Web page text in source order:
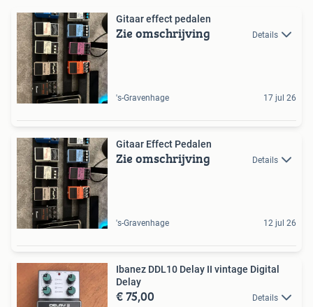
Gitaar effect pedalen
Zie omschrijving Details
's-Gravenhage 17 jul 26
Gitaar Effect Pedalen
Zie omschrijving Details
's-Gravenhage 12 jul 26
Ibanez DDL10 Delay II vintage Digital
Delay
€ 75,00 Details